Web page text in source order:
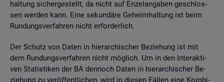
hal­tung si­cher­ge­stellt, da nicht auf En­zel­an­ga­ben ge­schlos­
sen wer­den kann. Eine se­kun­dä­re Ge­heim­hal­tung ist beim
Run­dungs­ver­fah­ren nicht er­for­der­lich.
Der Schutz von Daten in hier­ar­chi­scher Be­zie­hung ist mit
dem Run­dungs­ver­fah­ren nicht mög­lich. Um in den In­ter­ak­ti­
ven Sta­tis­ti­ken der BA den­noch Daten in hier­ar­chi­scher Be­
zie­hung zu ver­öf­fent­li­chen, wird in die­sen Fäl­len eine Kom­bi­